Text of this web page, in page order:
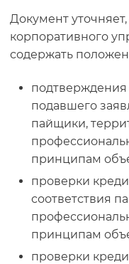
Документ
корпоративного
содержать
подтверждения
подавшего
пайщики,
принципам
проверки
соответствия
принципам
проверки